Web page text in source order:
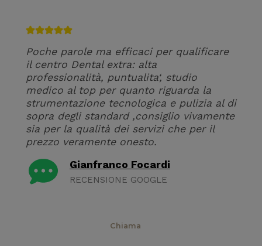
Poche parole ma efficaci per qualificare
il centro Dental extra: alta
professionalità, puntualita‘, studio
medico al top per quanto riguarda la
strumentazione tecnologica e pulizia al di
sopra degli standard ,consiglio vivamente
sia per la qualità dei servizi che per il
prezzo veramente onesto.
Gianfranco Focardi
RECENSIONE GOOGLE
Chiama